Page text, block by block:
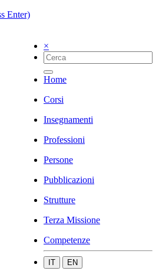
Enter)
×
Home
Corsi
Insegnamenti
Professioni
Persone
Pubblicazioni
Strutture
Terza Missione
Competenze
IT EN